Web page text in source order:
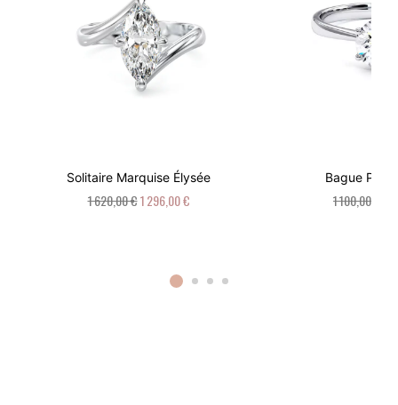
Solitaire Marquise Élysée
1 620,00 €1 296,00 €
Bague
1 100,00 €